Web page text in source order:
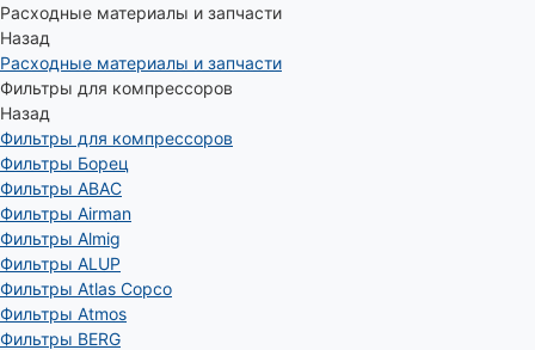
Расходные материалы и запчасти
Назад
Расходные материалы и запчасти
Фильтры для компрессоров
Назад
Фильтры для компрессоров
Фильтры Борец
Фильтры ABAC
Фильтры Airman
Фильтры Almig
Фильтры ALUP
Фильтры Atlas Copco
Фильтры Atmos
Фильтры BERG